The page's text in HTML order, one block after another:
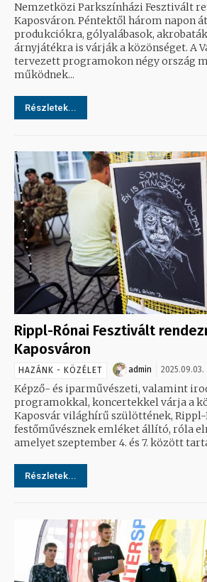
Nemzetközi Parkszínházi Fesztivált
Kaposváron. Péntektől három napon
produkciókra, gólyalábasok,
árnyjátékra is várják a közönséget. A
tervezett programokon négy ország
működnek...
Részletek...
Rippl-Rónai Fesztivált
Kaposváron
HAZÁNK - KÖZÉLET admin 2025.09.03.
Képző- és iparművészeti, valamint
programokkal, koncertekkel várja a
Kaposvár világhírű szülöttének, Rippl-
festőművésznek emléket állító, róla
amelyet szeptember 4. és 7. között
Részletek...